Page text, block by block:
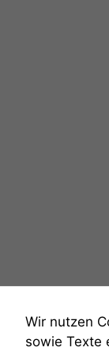
Wir nutzen
sowie Texte